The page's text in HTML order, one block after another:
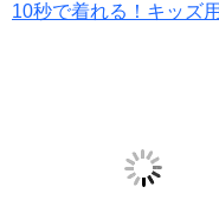
10秒で着れる！キッズ